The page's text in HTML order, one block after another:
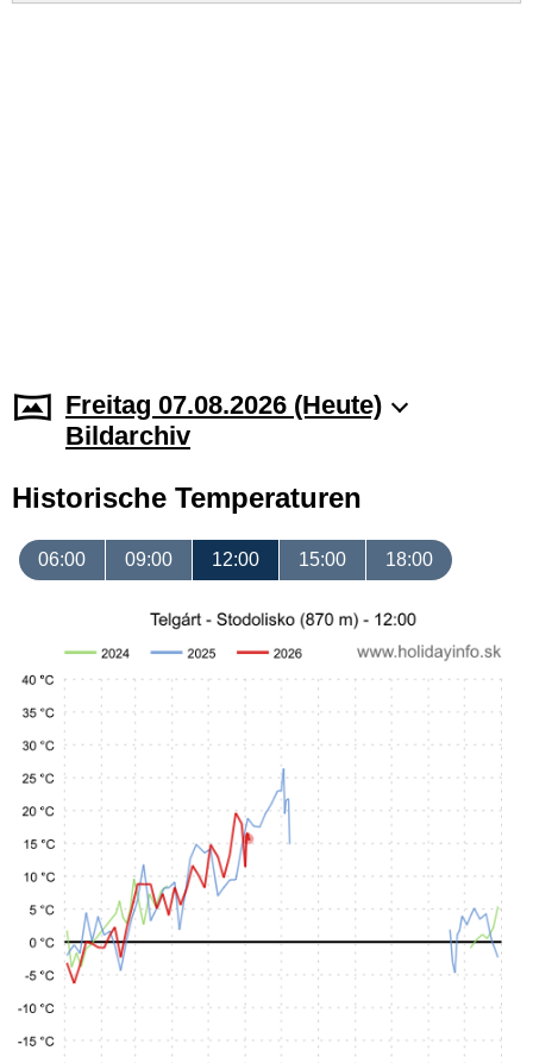
Freitag 07.08.2026 (Heute)
Bildarchiv
Historische Temperaturen
06:00 09:00 12:00 15:00 18:00